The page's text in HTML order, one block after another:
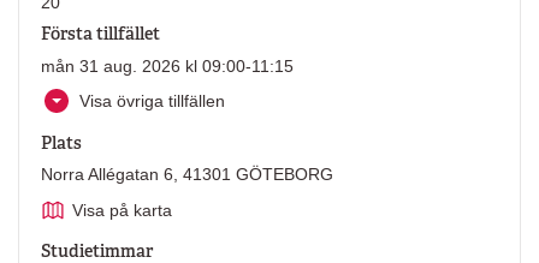
Första tillfället
mån 31 aug. 2026 kl 09:00-11:15
Visa övriga tillfällen
Plats
Norra Allégatan 6, 41301 GÖTEBORG
Visa på karta
Studietimmar